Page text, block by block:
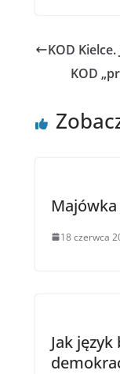
o r
KOD
KOD
18 czerwca
Jak